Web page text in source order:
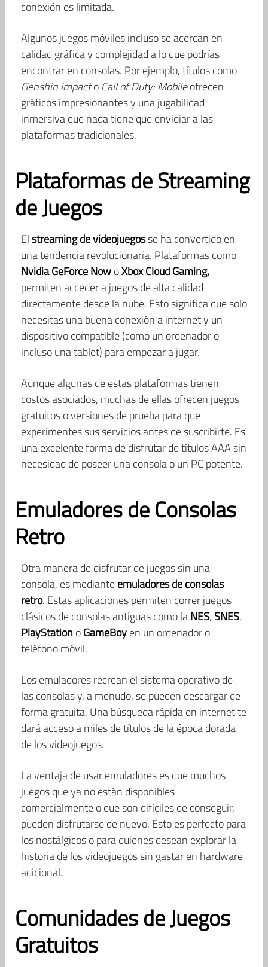
conexión es limitada.
Algunos juegos móviles incluso se acercan en
calidad gráfica y complejidad a lo que podrías
encontrar en consolas. Por ejemplo, títulos como
Genshin Impacto Call of Duty: Mobileofrecen
gráficos impresionantes y una jugabilidad
inmersiva que nada tiene que envidiar a las
plataformas tradicionales.
Plataformas de Streaming
de Juegos
Elstreaming de videojuegosse ha convertido en
una tendencia revolucionaria. Plataformas como
Nvidia GeForce NowoXbox Cloud Gaming,
permiten acceder a juegos de alta calidad
directamente desde la nube. Esto significa que solo
necesitas una buena conexión a internet y un
dispositivo compatible (como un ordenador o
incluso una tablet) para empezar a jugar.
Aunque algunas de estas plataformas tienen
costos asociados, muchas de ellas ofrecen juegos
gratuitos o versiones de prueba para que
experimentes sus servicios antes de suscribirte. Es
una excelente forma de disfrutar de títulos AAA sin
necesidad de poseer una consola o un PC potente.
Emuladores de Consolas
Retro
Otra manera de disfrutar de juegos sin una
consola, es medianteemuladores de consolas
retro. Estas aplicaciones permiten correr juegos
clásicos de consolas antiguas como laNES, SNES,
PlayStationoGameBoyen un ordenador o
teléfono móvil.
Los emuladores recrean el sistema operativo de
las consolas y, a menudo, se pueden descargar de
forma gratuita. Una búsqueda rápida en internet te
dará acceso a miles de títulos de la época dorada
de los videojuegos.
La ventaja de usar emuladores es que muchos
juegos que ya no están disponibles
comercialmente o que son difíciles de conseguir,
pueden disfrutarse de nuevo. Esto es perfecto para
los nostálgicos o para quienes desean explorar la
historia de los videojuegos sin gastar en hardware
adicional.
Comunidades de Juegos
Gratuitos